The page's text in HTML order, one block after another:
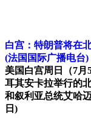
白宫：特朗普将在
(法国国际广播电台)
美国白宫周日（7
耳其安卡拉举行的
和叙利亚总统艾哈
日)